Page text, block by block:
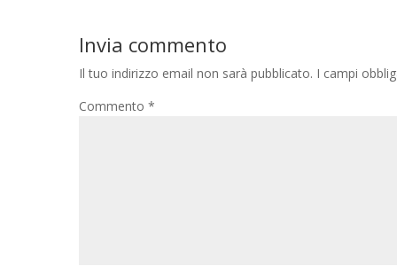
Invia commento
Il tuo indirizzo email non sarà pubblicato. I campi
Commento *